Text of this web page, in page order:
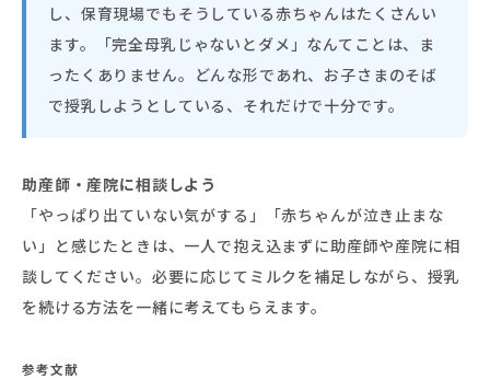
し、保育現場でもそうしている赤ちゃんはたくさんい
ます。「完全母乳じゃないとダメ」なんてことは、ま
ったくありません。どんな形であれ、お子さまのそば
で授乳しようとしている、それだけで十分です。
助産師・産院に相談しよう
「やっぱり出ていない気がする」「赤ちゃんが泣き止まな
い」と感じたときは、一人で抱え込まずに助産師や産院に相
談してください。必要に応じてミルクを補足しながら、授乳
を続ける方法を一緒に考えてもらえます。
参考文献